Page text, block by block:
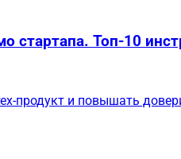
стартапа. Топ-10
продукт и повышать